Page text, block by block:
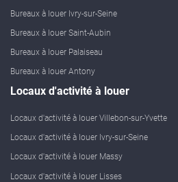
Bureaux à louer Ivry-sur-Seine
Bureaux à louer Saint-Aubin
Bureaux à louer Palaiseau
Bureaux à louer Antony
Locaux d'activité à louer
Locaux d'activité à louer Villebon-sur-Yvette
Locaux d'activité à louer Ivry-sur-Seine
Locaux d'activité à louer Massy
Locaux d'activité à louer Lisses